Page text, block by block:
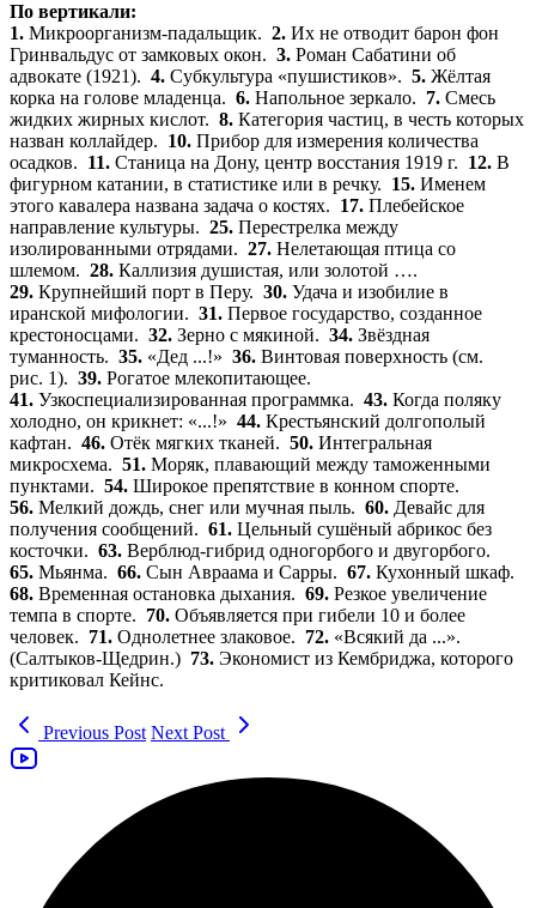
По вертикали:
1. Микроорганизм-падальщик. 2. Их не отводит барон фон
Гринвальдус от замковых окон. 3. Роман Сабатини об
адвокате (1921). 4. Субкультура «пушистиков». 5. Жёлтая
корка на голове младенца. 6. Напольное зеркало. 7. Смесь
жидких жирных кислот. 8. Категория частиц, в честь которых
назван коллайдер. 10. Прибор для измерения количества
осадков. 11. Станица на Дону, центр восстания 1919 г. 12. В
фигурном катании, в статистике или в речку. 15. Именем
этого кавалера названа задача о костях. 17. Плебейское
направление культуры. 25. Перестрелка между
изолированными отрядами. 27. Нелетающая птица со
шлемом. 28. Каллизия душистая, или золотой ….
29. Крупнейший порт в Перу. 30. Удача и изобилие в
иранской мифологии. 31. Первое государство, созданное
крестоносцами. 32. Зерно с мякиной. 34. Звёздная
туманность. 35. «Дед ...!» 36. Винтовая поверхность (см.
рис. 1). 39. Рогатое млекопитающее.
41. Узкоспециализированная программка. 43. Когда поляку
холодно, он крикнет: «...!» 44. Крестьянский долгополый
кафтан. 46. Отёк мягких тканей. 50. Интегральная
микросхема. 51. Моряк, плавающий между таможенными
пунктами. 54. Широкое препятствие в конном спорте.
56. Мелкий дождь, снег или мучная пыль. 60. Девайс для
получения сообщений. 61. Цельный сушёный абрикос без
косточки. 63. Верблюд-гибрид одногорбого и двугорбого.
65. Мьянма. 66. Сын Авраама и Сарры. 67. Кухонный шкаф.
68. Временная остановка дыхания. 69. Резкое увеличение
темпа в спорте. 70. Объявляется при гибели 10 и более
человек. 71. Однолетнее злаковое. 72. «Всякий да ...».
(Салтыков-Щедрин.) 73. Экономист из Кембриджа, которого
критиковал Кейнс.
Previous Post Next Post